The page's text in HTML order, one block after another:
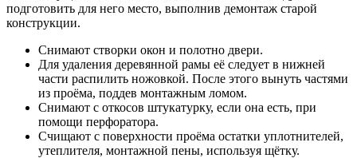
подготовить для него место, выполнив демонтаж старой
конструкции.
Снимают створки окон и полотно двери.
Для удаления деревянной рамы её следует в нижней
части распилить ножовкой. После этого вынуть частями
из проёма, поддев монтажным ломом.
Снимают с откосов штукатурку, если она есть, при
помощи перфоратора.
Счищают с поверхности проёма остатки уплотнителей,
утеплителя, монтажной пены, используя щётку.